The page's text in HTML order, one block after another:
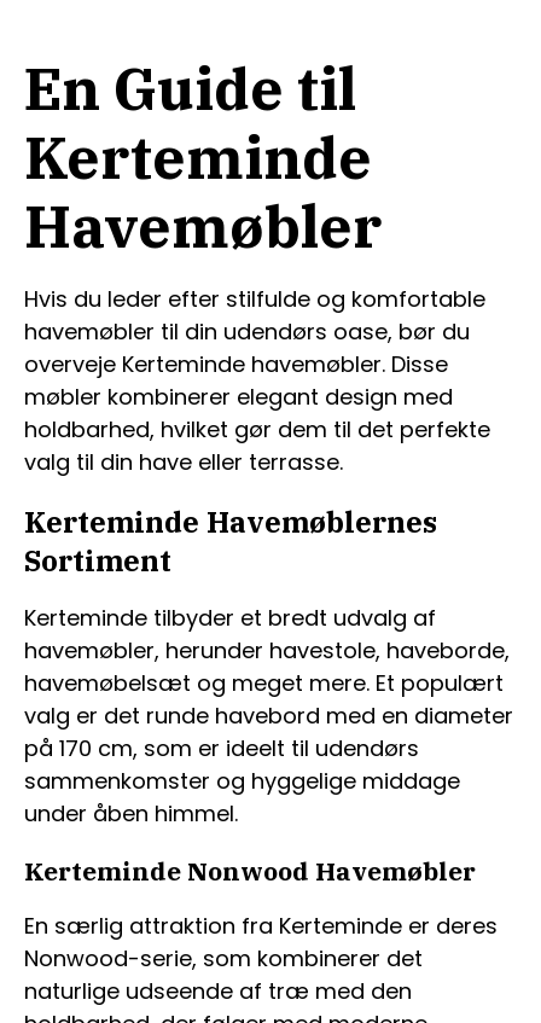
En Guide til
Kerteminde
Havemøbler
Hvis du leder efter stilfulde og komfortable
havemøbler til din udendørs oase, bør du
overveje Kerteminde havemøbler. Disse
møbler kombinerer elegant design med
holdbarhed, hvilket gør dem til det perfekte
valg til din have eller terrasse.
Kerteminde Havemøblernes
Sortiment
Kerteminde tilbyder et bredt udvalg af
havemøbler, herunder havestole, haveborde,
havemøbelsæt og meget mere. Et populært
valg er det runde havebord med en diameter
på 170 cm, som er ideelt til udendørs
sammenkomster og hyggelige middage
under åben himmel.
Kerteminde Nonwood Havemøbler
En særlig attraktion fra Kerteminde er deres
Nonwood-serie, som kombinerer det
naturlige udseende af træ med den